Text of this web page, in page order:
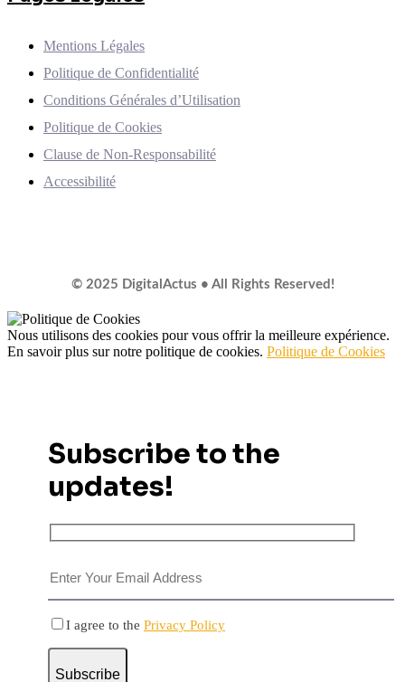
Mentions Légales
Politique de Confidentialité
Conditions Générales d’Utilisation
Politique de Cookies
Clause de Non-Responsabilité
Accessibilité
© 2025 DigitalActus • All Rights Reserved!
Nous utilisons des cookies pour vous offrir la meilleure expérience.
En savoir plus sur notre politique de cookies. Politique de Cookies
Subscribe to the
updates!
I agree to the Privacy Policy
Subscribe